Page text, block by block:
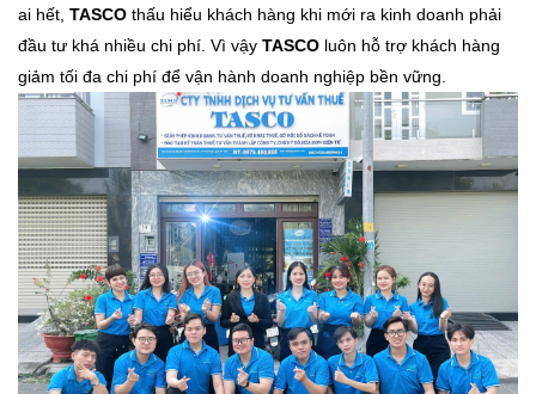
ai hết, TASCO thấu hiểu khách hàng khi mới ra kinh doanh phải
đầu tư khá nhiều chi phí. Vì vậy TASCO luôn hỗ trợ khách hàng
giảm tối đa chi phí để vận hành doanh nghiệp bền vững.